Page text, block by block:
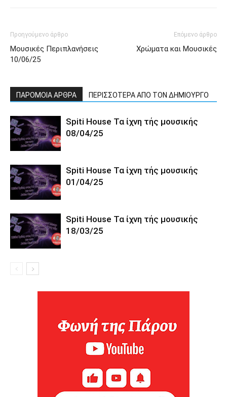
Προηγούμενο άρθρο
Μουσικές Περιπλανήσεις
10/06/25
Επόμενο άρθρο
Χρώματα και Μουσικές
ΠΑΡΟΜΟΙΑ ΑΡΘΡΑ ΠΕΡΙΣΣΟΤΕΡΑ ΑΠΟ ΤΟΝ ΔΗΜΙΟΥΡΓΟ
Spiti House Τα ίχνη τής μουσικής
08/04/25
Spiti House Τα ίχνη τής μουσικής
01/04/25
Spiti House Τα ίχνη τής μουσικής
18/03/25